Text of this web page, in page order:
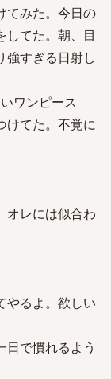
てみた。今日の
してた。朝、目
強すぎる日射し
ワンピース
けてた。不覚に
オレには似合わ
やるよ。欲しい
日で慣れるよう